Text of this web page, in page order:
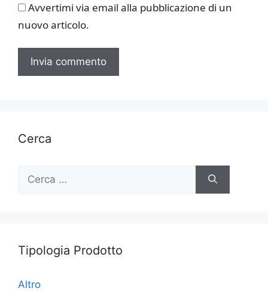
Avvertimi via email alla pubblicazione di un
nuovo articolo.
Cerca
per:
Tipologia Prodotto
Altro